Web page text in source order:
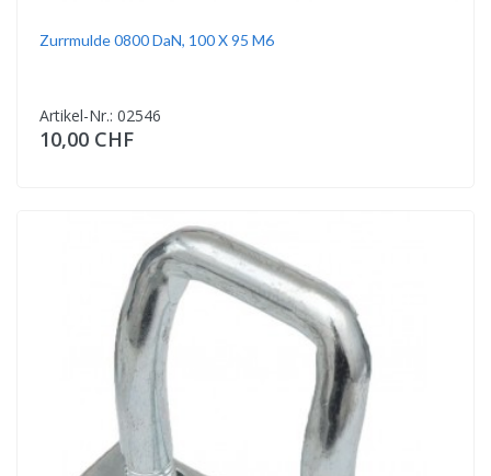
Zurrmulde 0800 DaN, 100 X 95 M6
Artikel-Nr.: 02546
10,00 CHF